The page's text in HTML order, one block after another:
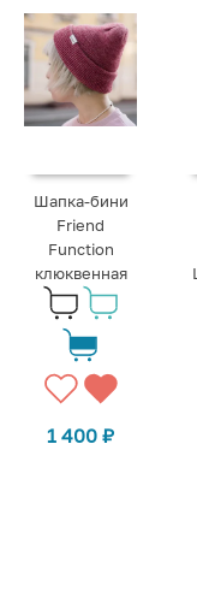
Шапка-бини
Friend
Function
клюквенная
1 400₽